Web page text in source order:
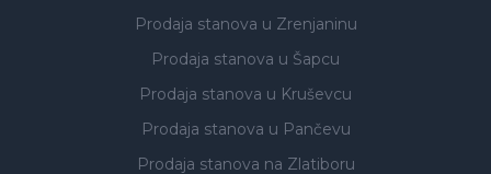
Prodaja stanova u Zrenjaninu
Prodaja stanova u Šapcu
Prodaja stanova u Kruševcu
Prodaja stanova u Pančevu
Prodaja stanova na Zlatiboru